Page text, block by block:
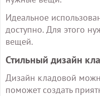
Идеальное
доступно. Для этого
вещей.
Стильный дизайн
Дизайн кладовой
поможет создать